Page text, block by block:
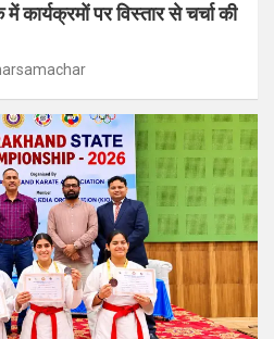
पर विस्तार से चर्चा की